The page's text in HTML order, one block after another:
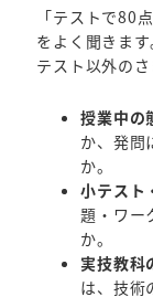
「テストで80
をよく聞きま
テスト以外の
授業中の
か、発問
か。
小テスト
題・ワー
か。
実技教科
は、技術